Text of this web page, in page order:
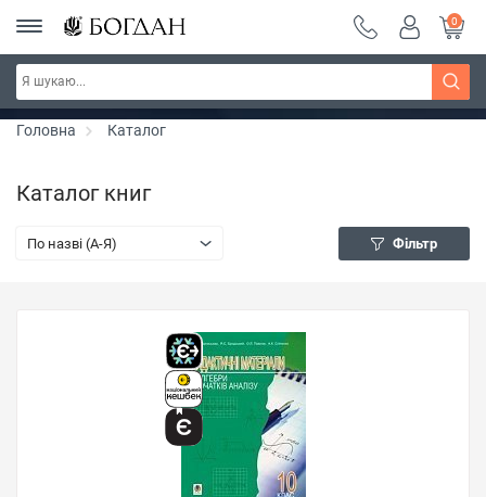
РОЗПРОДАЖ ~ 150 грн ~ 200 грн ~ 250 грн ~
300 грн ~ РОЗПРОДАЖ
Дізнатись більше
0
Головна Каталог
Каталог книг
По назві (A-Я) Фільтр